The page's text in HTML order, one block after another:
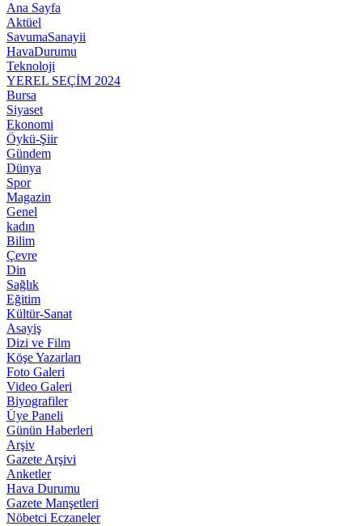
Ana Sayfa
Aktüel
SavumaSanayii
HavaDurumu
Teknoloji
YEREL SEÇİM 2024
Bursa
Siyaset
Ekonomi
Öykü-Şiir
Gündem
Dünya
Spor
Magazin
Genel
kadın
Bilim
Çevre
Din
Sağlık
Eğitim
Kültür-Sanat
Asayiş
Dizi ve Film
Köşe Yazarları
Foto Galeri
Video Galeri
Biyografiler
Üye Paneli
Günün Haberleri
Arşiv
Gazete Arşivi
Anketler
Hava Durumu
Gazete Manşetleri
Nöbetci Eczaneler